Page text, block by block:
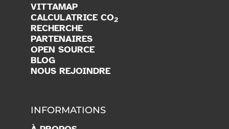
VITTAMAP
CALCULATRICE CO2
RECHERCHE
PARTENAIRES
OPEN SOURCE
BLOG
NOUS REJOINDRE
INFORMATIONS